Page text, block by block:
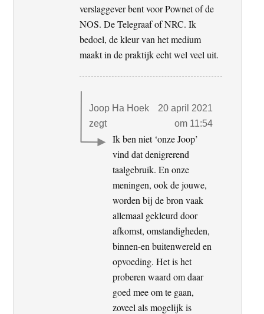
verslaggever bent voor Pownet of de
NOS. De Telegraaf of NRC. Ik
bedoel, de kleur van het medium
maakt in de praktijk echt wel veel uit.
Joop Ha Hoek
zegt
20 april 2021
om 11:54
Ik ben niet ‘onze Joop’
vind dat denigrerend
taalgebruik. En onze
meningen, ook de jouwe,
worden bij de bron vaak
allemaal gekleurd door
afkomst, omstandigheden,
binnen-en buitenwereld en
opvoeding. Het is het
proberen waard om daar
goed mee om te gaan,
zoveel als mogelijk is